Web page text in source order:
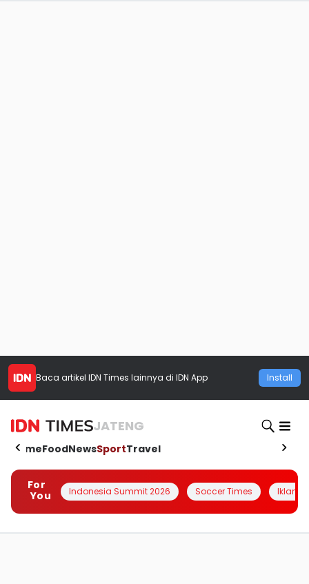
Baca artikel IDN Times lainnya di IDN App Install
JATENG
HomeFoodNewsSportTravel
For
You
Indonesia Summit 2026 Soccer Times Iklanin